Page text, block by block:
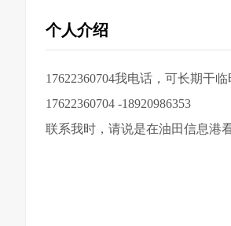
个人介绍
17622360704我电话，可长期干
17622360704 -18920986353
联系我时，请说是在油田信息港